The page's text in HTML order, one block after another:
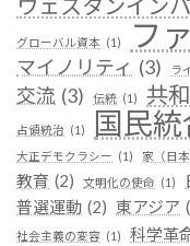
ウェスタンイン
グローバル資本 (1) フ
マイノリティ (3) ラ
交流 (3) 伝統 (1) 共
占領統治 (1) 国民
大正デモクラシー (1) 家（日本
教育 (2) 文明化の使命 (1)
普選運動 (2) 東アジア
社会主義の変容 (1) 科学革